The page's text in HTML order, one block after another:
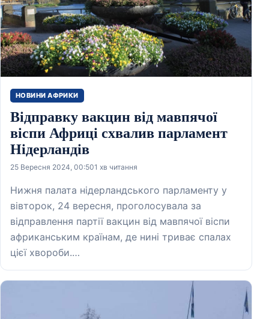
НОВИНИ АФРИКИ
Відправку вакцин від мавпячої
віспи Африці схвалив парламент
Нідерландів
25 Вересня 2024, 00:501 хв читання
Нижня палата нідерландського парламенту у
вівторок, 24 вересня, проголосувала за
відправлення партії вакцин від мавпячої віспи
африканським країнам, де нині триває спалах
цієї хвороби.…